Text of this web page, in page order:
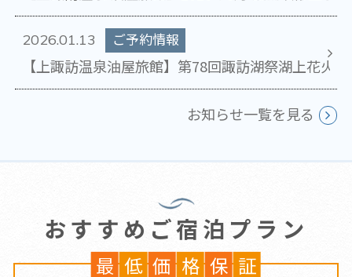
2026.01.13 ご予約情報
【上諏訪温泉油屋旅館】第78回諏訪湖祭湖上花火
お知らせ一覧を見る
おすすめご宿泊プラン
最 低 価 格 保 証